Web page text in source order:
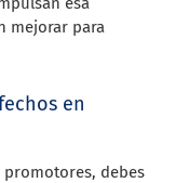
mejorar para
en
promotores, debes